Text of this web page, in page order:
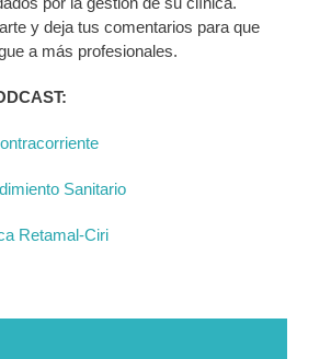
y deja tus comentarios para que
a más profesionales.
Sanitario⁠⁠
Retamal-Ciri